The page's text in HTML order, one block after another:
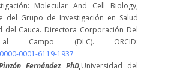
Molecular And Cell Biology,
del Grupo de Investigación en Salud
del Cauca. Directora Corporación Del
al Campo (DLC). ORCID:
0001-6119-1937
Fernández PhD,Universidad del